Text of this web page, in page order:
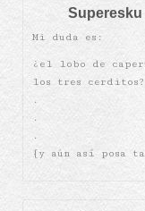
Superesku
Mi duda es:
¿el lobo de
los tres cerditos?
.
.
.
{y aún así posa